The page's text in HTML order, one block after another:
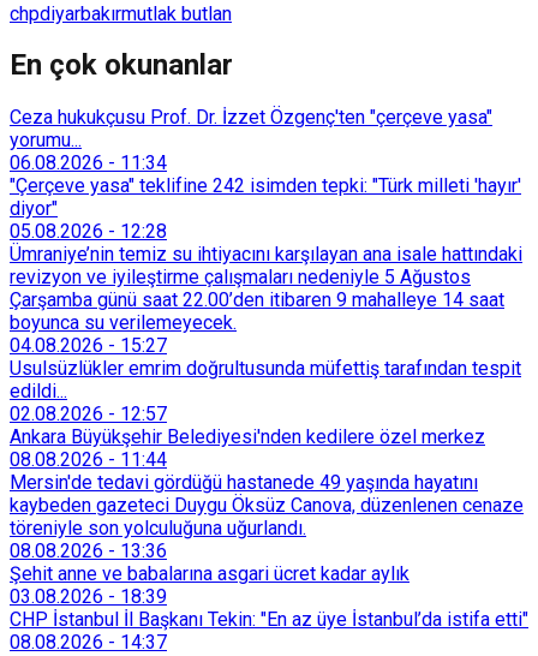
chpdiyarbakırmutlak butlan
En çok okunanlar
Ceza hukukçusu Prof. Dr. İzzet Özgenç'ten "çerçeve yasa"
yorumu...
06.08.2026 - 11:34
"Çerçeve yasa" teklifine 242 isimden tepki: "Türk milleti 'hayır'
diyor"
05.08.2026 - 12:28
Ümraniye’nin temiz su ihtiyacını karşılayan ana isale hattındaki
revizyon ve iyileştirme çalışmaları nedeniyle 5 Ağustos
Çarşamba günü saat 22.00’den itibaren 9 mahalleye 14 saat
boyunca su verilemeyecek.
04.08.2026 - 15:27
Usulsüzlükler emrim doğrultusunda müfettiş tarafından tespit
edildi...
02.08.2026 - 12:57
Ankara Büyükşehir Belediyesi'nden kedilere özel merkez
08.08.2026 - 11:44
Mersin'de tedavi gördüğü hastanede 49 yaşında hayatını
kaybeden gazeteci Duygu Öksüz Canova, düzenlenen cenaze
töreniyle son yolculuğuna uğurlandı.
08.08.2026 - 13:36
Şehit anne ve babalarına asgari ücret kadar aylık
03.08.2026 - 18:39
CHP İstanbul İl Başkanı Tekin: "En az üye İstanbul’da istifa etti"
08.08.2026 - 14:37